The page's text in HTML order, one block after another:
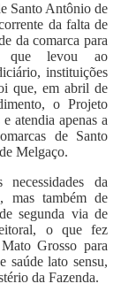
Santo Antônio de
da falta de
da comarca para
que levou ao
instituições
que, em abril de
o Projeto
atendia apenas a
de Santo
Melgaço.
da
mas também de
segunda via de
o que fez
Grosso para
saúde lato sensu,
da Fazenda.